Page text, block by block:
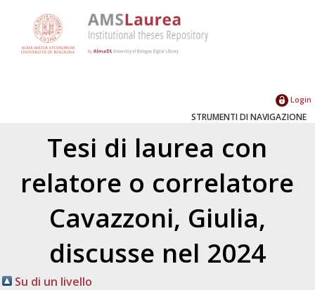
Login
STRUMENTI DI NAVIGAZIONE
Tesi di laurea con
relatore o correlatore
Cavazzoni, Giulia,
discusse nel 2024
Su di un livello